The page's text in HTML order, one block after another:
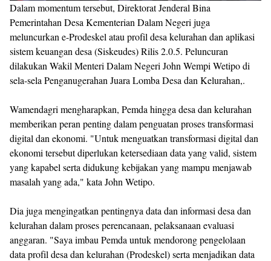
Dalam momentum tersebut, Direktorat Jenderal Bina
Pemerintahan Desa Kementerian Dalam Negeri juga
meluncurkan e-Prodeskel atau profil desa kelurahan dan aplikasi
sistem keuangan desa (Siskeudes) Rilis 2.0.5. Peluncuran
dilakukan Wakil Menteri Dalam Negeri John Wempi Wetipo di
sela-sela Penganugerahan Juara Lomba Desa dan Kelurahan,.
Wamendagri mengharapkan, Pemda hingga desa dan kelurahan
memberikan peran penting dalam penguatan proses transformasi
digital dan ekonomi. "Untuk menguatkan transformasi digital dan
ekonomi tersebut diperlukan ketersediaan data yang valid, sistem
yang kapabel serta didukung kebijakan yang mampu menjawab
masalah yang ada," kata John Wetipo.
Dia juga mengingatkan pentingnya data dan informasi desa dan
kelurahan dalam proses perencanaan, pelaksanaan evaluasi
anggaran. "Saya imbau Pemda untuk mendorong pengelolaan
data profil desa dan kelurahan (Prodeskel) serta menjadikan data